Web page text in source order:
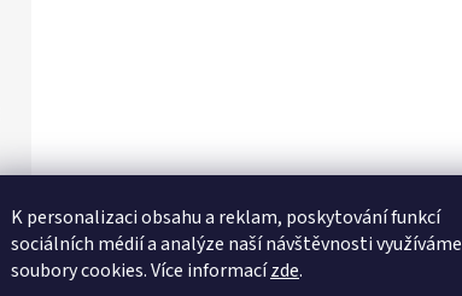
K personalizaci obsahu a reklam, poskytování funkcí
sociálních médií a analýze naší návštěvnosti využíváme
soubory cookies. Více informacízde.